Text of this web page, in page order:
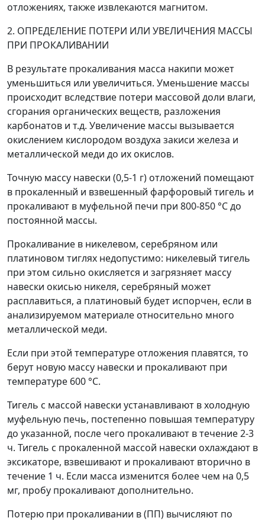
отложениях, также извлекаются магнитом.
2. ОПРЕДЕЛЕНИЕ ПОТЕРИ ИЛИ УВЕЛИЧЕНИЯ МАССЫ
ПРИ ПРОКАЛИВАНИИ
В результате прокаливания масса накипи может
уменьшиться или увеличиться. Уменьшение массы
происходит вследствие потери массовой доли влаги,
сгорания органических веществ, разложения
карбонатов и т.д. Увеличение массы вызывается
окислением кислородом воздуха закиси железа и
металлической меди до их окислов.
Точную массу навески (0,5-1 г) отложений помещают
в прокаленный и взвешенный фарфоровый тигель и
прокаливают в муфельной печи при 800-850 °С до
постоянной массы.
Прокаливание в никелевом, серебряном или
платиновом тиглях недопустимо: никелевый тигель
при этом сильно окисляется и загрязняет массу
навески окисью никеля, серебряный может
расплавиться, а платиновый будет испорчен, если в
анализируемом материале относительно много
металлической меди.
Если при этой температуре отложения плавятся, то
берут новую массу навески и прокаливают при
температуре 600 °С.
Тигель с массой навески устанавливают в холодную
муфельную печь, постепенно повышая температуру
до указанной, после чего прокаливают в течение 2-3
ч. Тигель с прокаленной массой навески охлаждают в
эксикаторе, взвешивают и прокаливают вторично в
течение 1 ч. Если масса изменится более чем на 0,5
мг, пробу прокаливают дополнительно.
Потерю при прокаливании в (ПП) вычисляют по